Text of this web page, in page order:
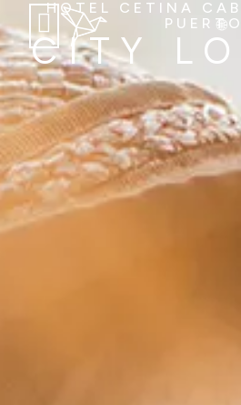
HOTEL CETINA
PUERTO
CITY